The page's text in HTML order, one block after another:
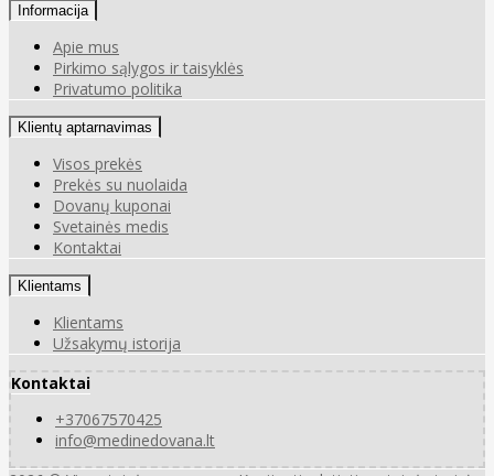
Informacija
Apie mus
Pirkimo sąlygos ir taisyklės
Privatumo politika
Klientų aptarnavimas
Visos prekės
Prekės su nuolaida
Dovanų kuponai
Svetainės medis
Kontaktai
Klientams
Klientams
Užsakymų istorija
Kontaktai
+37067570425
info@medinedovana.lt